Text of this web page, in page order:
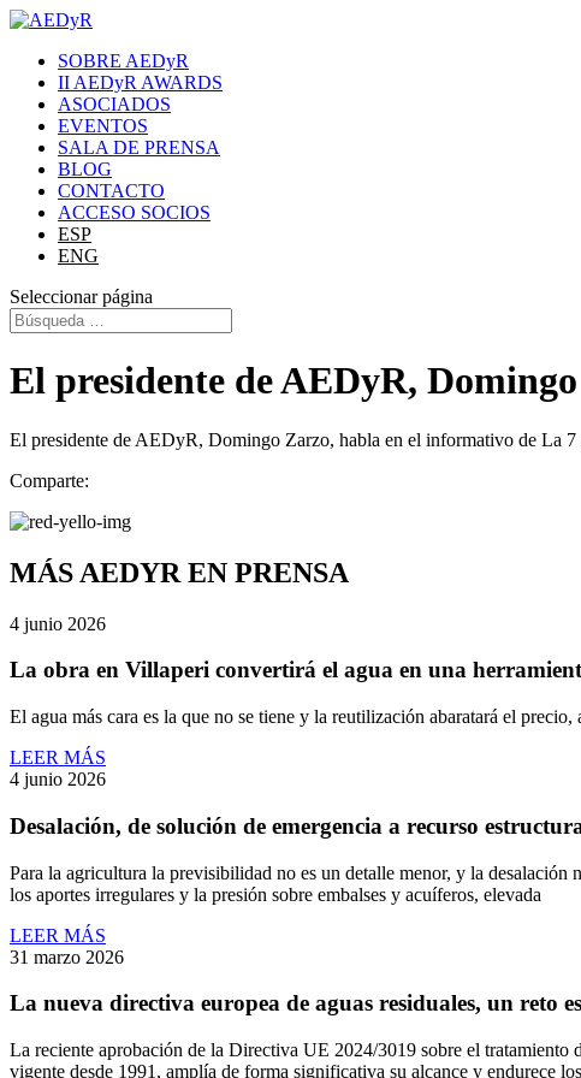
SOBRE AEDyR
II AEDyR AWARDS
ASOCIADOS
EVENTOS
SALA DE PRENSA
BLOG
CONTACTO
ACCESO SOCIOS
ESP
ENG
Seleccionar página
El presidente de AEDyR,
El presidente de AEDyR, Domingo Zarzo, habla en el informativo de La
Comparte:
MÁS AEDYR EN PRENSA
4 junio 2026
La obra en Villaperi convertirá el agua en una
El agua más cara es la que no se tiene y la reutilización abaratará el
LEER MÁS
4 junio 2026
Desalación, de solución de emergencia a recurso
Para la agricultura la previsibilidad no es un detalle menor, y la desalación
los aportes irregulares y la presión sobre embalses y acuíferos, elevada
LEER MÁS
31 marzo 2026
La nueva directiva europea de aguas residuales, un
La reciente aprobación de la Directiva UE 2024/3019 sobre el tratamiento
vigente desde 1991, amplía de forma significativa su alcance y endurece